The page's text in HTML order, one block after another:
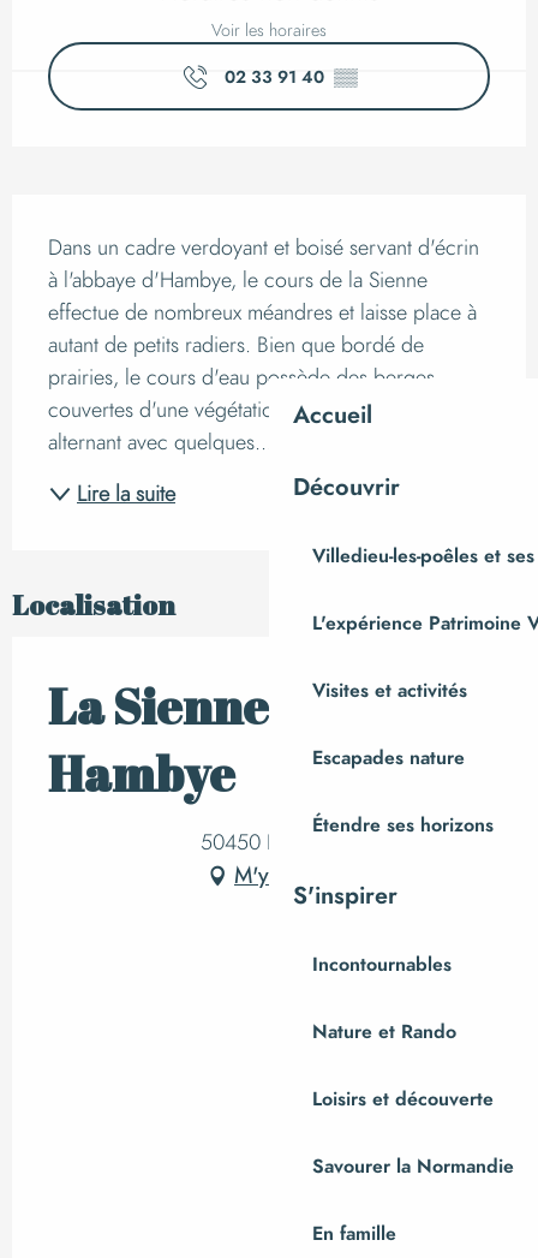
Accueil
Découvrir
Villedieu-les-poêles et
L'expérience Patrimoine
Visites et activités
Escapades nature
Étendre ses horizons
S'inspirer
Incontournables
Nature et Rando
Loisirs et découverte
Savourer la Normandie
En famille
Voir les horaires
02 33 91 40 ▒▒
Description
Dans un cadre verdoyant et boisé servant d'écrin
à l'abbaye d'Hambye, le cours de la Sienne
effectue de nombreux méandres et laisse place à
autant de petits radiers. Bien que bordé de
prairies, le cours d'eau possède des berges
couvertes d'une végétation parfois assez dense
alternant avec quelques...
Lire la suite
Localisation
La Sienne à
Hambye
50450 Hambye
M'y rendre